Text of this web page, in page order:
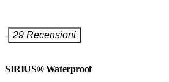
- 29 Recensioni
SIRIUS® Waterproof